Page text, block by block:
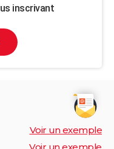
inscrivant
Voir un exemple